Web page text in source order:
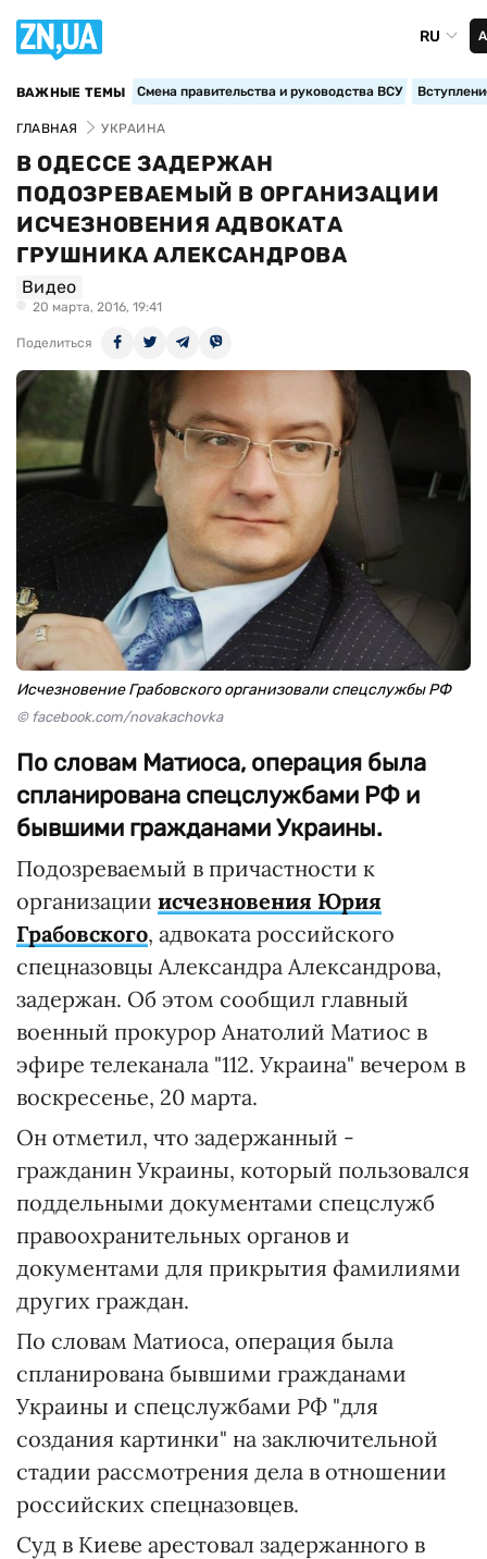
RU
ВАЖНЫЕ ТЕМЫ Смена правительства и руководства ВСУ
ГЛАВНАЯ УКРАИНА
В ОДЕССЕ ЗАДЕРЖАН
ПОДОЗРЕВАЕМЫЙ В ОРГАНИЗАЦИИ
ИСЧЕЗНОВЕНИЯ АДВОКАТА
ГРУШНИКА АЛЕКСАНДРОВА
Видео
20 марта, 2016, 19:41
Поделиться
Исчезновение Грабовского организовали спецслужбы РФ
© facebook.com/novakachovka
По словам Матиоса, операция была
спланирована спецслужбами РФ и
бывшими гражданами Украины.
Подозреваемый в причастности к
организации исчезновения Юрия
Грабовского, адвоката российского
спецназовцы Александра Александрова,
задержан. Об этом сообщил главный
военный прокурор Анатолий Матиос в
эфире телеканала "112. Украина" вечером в
воскресенье, 20 марта.
Он отметил, что задержанный -
гражданин Украины, который пользовался
поддельными документами спецслужб
правоохранительных органов и
документами для прикрытия фамилиями
других граждан.
По словам Матиоса, операция была
спланирована бывшими гражданами
Украины и спецслужбами РФ "для
создания картинки" на заключительной
стадии рассмотрения дела в отношении
российских спецназовцев.
Суд в Киеве арестовал задержанного в